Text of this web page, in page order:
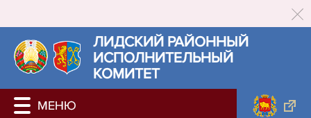
ЛИДСКИЙ РАЙОННЫЙ
ИСПОЛНИТЕЛЬНЫЙ
КОМИТЕТ